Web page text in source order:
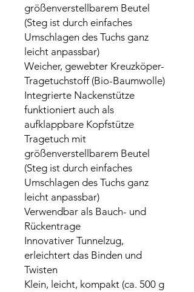
größenverstellbarem Beutel
(Steg ist durch einfaches
Umschlagen des Tuchs ganz
leicht anpassbar)
Weicher, gewebter Kreuzköper-
Tragetuchstoff (Bio-Baumwolle)
Integrierte Nackenstütze
funktioniert auch als
aufklappbare Kopfstütze
Tragetuch mit
größenverstellbarem Beutel
(Steg ist durch einfaches
Umschlagen des Tuchs ganz
leicht anpassbar)
Verwendbar als Bauch- und
Rückentrage
Innovativer Tunnelzug,
erleichtert das Binden und
Twisten
Klein, leicht, kompakt (ca. 500 g